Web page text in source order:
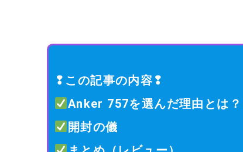
❢この記事の内容❢
Anker 757を選んだ理由とは？
開封の儀